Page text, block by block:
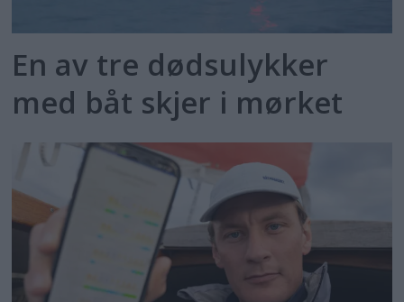
En av tre dødsulykker
med båt skjer i mørket